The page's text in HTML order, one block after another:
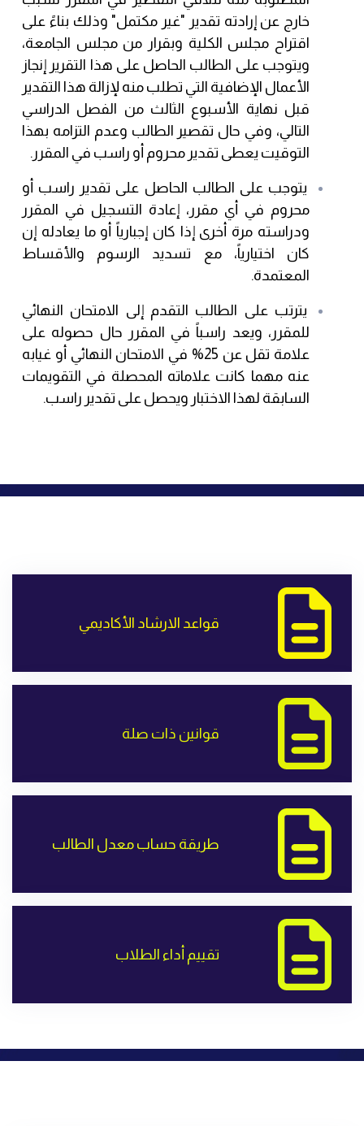
خارج عن إرادته تقدير "غير مكتمل" وذلك بناءً على
اقتراح مجلس الكلية وبقرار من مجلس الجامعة،
ويتوجب على الطالب الحاصل على هذا التقرير إنجاز
الأعمال الإضافية التي تطلب منه لإزالة هذا التقدير
قبل نهاية الأسبوع الثالث من الفصل الدراسي
التالي، وفي حال تقصير الطالب وعدم التزامه بهذا
التوقيت يعطى تقدير محروم أو راسب في المقرر.
يتوجب على الطالب الحاصل على تقدير راسب أو
محروم في أي مقرر، إعادة التسجيل في المقرر
ودراسته مرة أخرى إذا كان إجبارياً أو ما يعادله إن
كان اختيارياً، مع تسديد الرسوم والأقساط
المعتمدة.
يترتب على الطالب التقدم إلى الامتحان النهائي
للمقرر، ويعد راسباً في المقرر حال حصوله على
علامة تقل عن 25% في الامتحان النهائي أو غيابه
عنه مهما كانت علاماته المحصلة في التقويمات
السابقة لهذا الاختبار ويحصل على تقدير راسب.
قواعد الارشاد الأكاديمي
قوانين ذات صلة
طريقة حساب معدل الطالب
تقييم أداء الطلاب